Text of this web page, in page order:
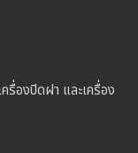
รื่องปิดฝา และเครื่อง